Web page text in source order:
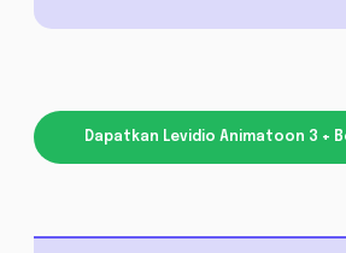
Dapatkan Levidio Animatoon 3 +